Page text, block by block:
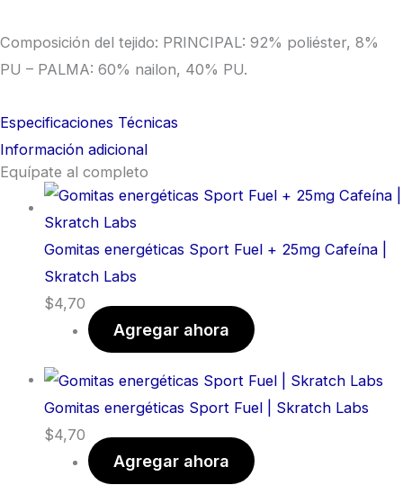
Composición del tejido: PRINCIPAL: 92% poliéster, 8%
PU – PALMA: 60% nailon, 40% PU.
Especificaciones Técnicas
Información adicional
Equípate al completo
Gomitas energéticas Sport Fuel + 25mg Cafeína |
Skratch Labs
$4,70
Agregar ahora
Gomitas energéticas Sport Fuel | Skratch Labs
$4,70
Agregar ahora